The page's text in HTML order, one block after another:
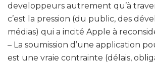
developpeurs autrement qu’à
c’est la pression (du public, des
médias) qui a incité Apple à
– La soumission d’une application
est une vraie contrainte (délais,